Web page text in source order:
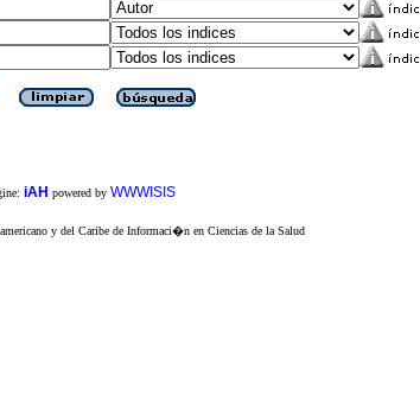
iAH powered by WWWISIS
y del Caribe de Informaci�n en Ciencias de la Salud